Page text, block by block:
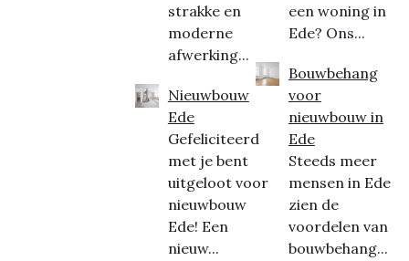
strakke en
moderne
afwerking...
Nieuwbouw
Ede
Gefeliciteerd
met je bent
uitgeloot voor
nieuwbouw
Ede! Een
nieuw...
een woning in
Ede? Ons...
Bouwbehang
voor
nieuwbouw in
Ede
Steeds meer
mensen in Ede
zien de
voordelen van
bouwbehang...